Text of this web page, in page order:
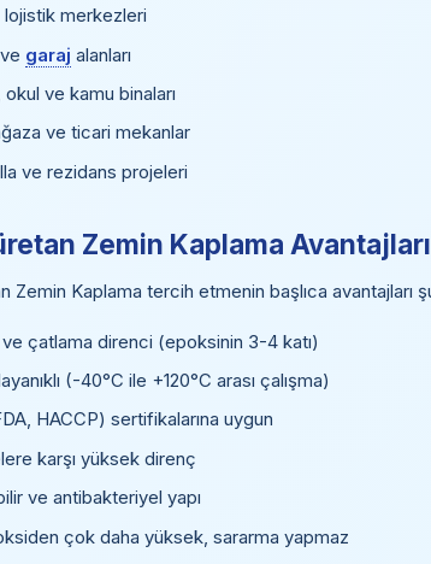
merkezleri
garaj alanları
ve kamu binaları
ve ticari mekanlar
ve rezidans projeleri
Zemin Kaplama Avantajları
Zemin Kaplama tercih etmenin başlıca avantajları
çatlama direnci (epoksinin 3-4 katı)
(-40°C ile +120°C arası çalışma)
HACCP) sertifikalarına uygun
karşı yüksek direnç
ve antibakteriyel yapı
çok daha yüksek, sararma yapmaz